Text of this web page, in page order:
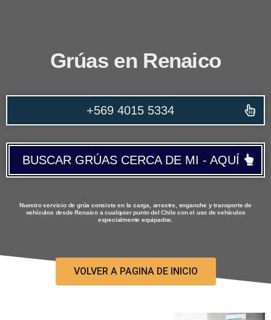
Grúas en Renaico
+569 4015 5334
BUSCAR GRÚAS CERCA DE MI - AQUÍ
Nuestro servicio de grúa consiste en la carga, arrastre, enganche y transporte de
vehículos desde Renaico a cualquier punto del Chile con el uso de vehículos
especialmente equipados.
VOLVER A PAGINA DE INICIO